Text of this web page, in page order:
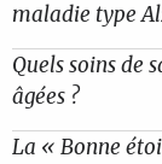
maladie type
Quels soins de
âgées ?
La « Bonne